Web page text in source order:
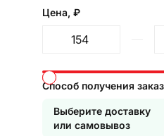
Цена, ₽
Способ получения
Выберите доставку
или самовывоз